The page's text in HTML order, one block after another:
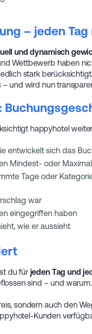
– jeden Tag
und dynamisch
Wettbewerb haben
stark
und wird nun
happyhotel
entwickelt sich das
Mindest- oder
Tage oder
war
eingegriffen haben
wie er aussieht
du für jeden Tag und
sind – und warum.
sondern auch den
Kunden